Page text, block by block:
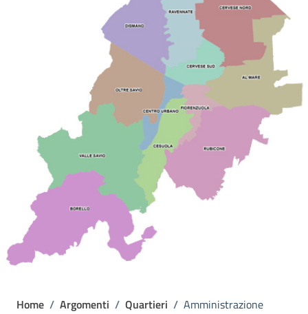
Home / Argomenti / Quartieri / Amministrazione